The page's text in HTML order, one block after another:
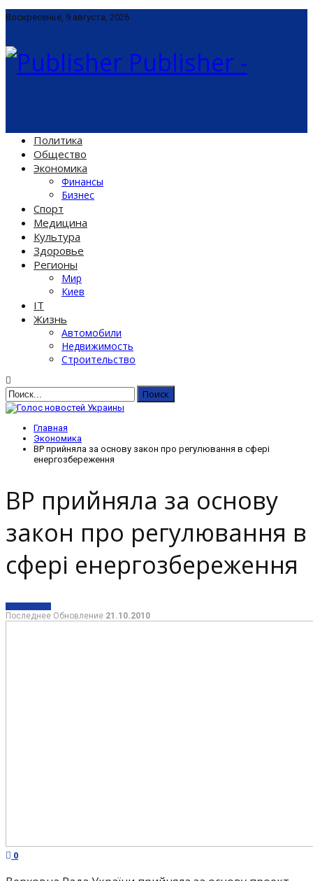
Воскресенье, 9 августа, 2026
Publisher -
Политика
Общество
Экономика
Финансы
Бизнес
Спорт
Медицина
Культура
Здоровье
Регионы
Мир
Киев
IT
Жизнь
Автомобили
Недвижимость
Строительство
Главная
Экономика
ВР прийняла за основу закон про регулювання в сфері
енергозбереження
ВР прийняла за основу
закон про регулювання в
сфері енергозбереження
Последнее Обновление 21.10.2010
0